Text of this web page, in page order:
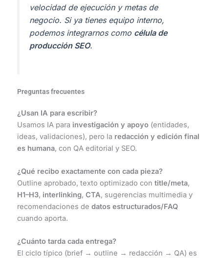
velocidad de ejecución y metas de
negocio. Si ya tienes equipo interno,
podemos integrarnos como célula de
producción SEO.
Preguntas frecuentes
¿Usan IA para escribir?
Usamos IA para investigación y apoyo(entidades,
ideas, validaciones), pero la redacción y edición final
es humana, con QA editorial y SEO.
¿Qué recibo exactamente con cada pieza?
Outline aprobado, texto optimizado con title/meta,
H1–H3, interlinking, CTA, sugerencias multimedia y
recomendaciones de datos estructurados/FAQ
cuando aporta.
¿Cuánto tarda cada entrega?
El ciclo típico (brief → outline → redacción → QA) es